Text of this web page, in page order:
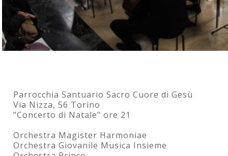
Parrocchia Santuario Sacro Cuore di Gesù
Via Nizza, 56 Torino
"Concerto di Natale" ore 21
Orchestra Magister Harmoniae
Orchestra Giovanile Musica Insieme